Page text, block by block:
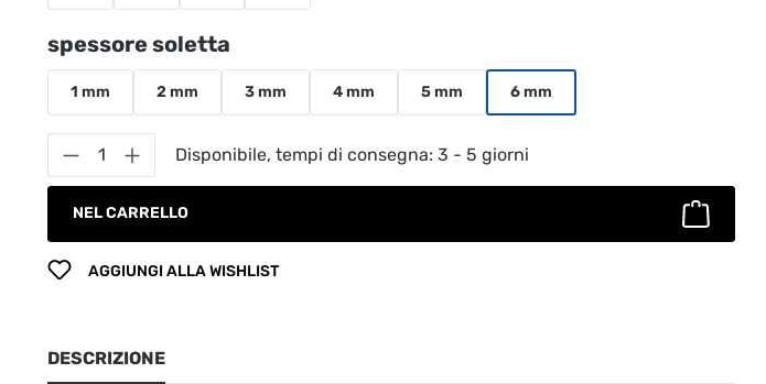
Seleziona
spessore soletta
1 mm 2 mm 3 mm 4 mm 5 mm 6 mm
Quantità del prodotto: inserisci la quantità desiderata o
Disponibile, tempi di consegna: 3 - 5 giorni
NEL CARRELLO
AGGIUNGI ALLA WISHLIST
DESCRIZIONE